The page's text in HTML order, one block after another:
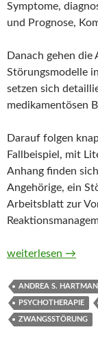
Symptome,
und Prognose,
Danach gehen
Störungsmodelle
setzen sich
medikamentösen
Darauf folgen
Fallbeispiel, mit
Anhang finden
Angehörige, ein
Arbeitsblatt zur
Zwangsstörung
weiterlesen →
ANDREA S.
PSYCHOTHERAPIE
ZWANGSSTÖRUNG